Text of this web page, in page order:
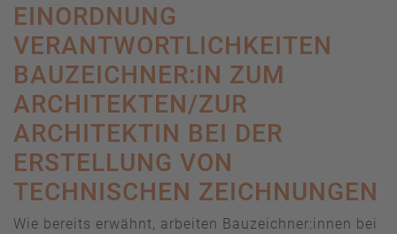
EINORDNUNG
VERANTWORTLICHKEITEN
BAUZEICHNER:IN ZUM
ARCHITEKTEN/ZUR
ARCHITEKTIN BEI DER
ERSTELLUNG VON
TECHNISCHEN ZEICHNUNGEN
Wie bereits erwähnt, arbeiten Bauzeichner:innen bei